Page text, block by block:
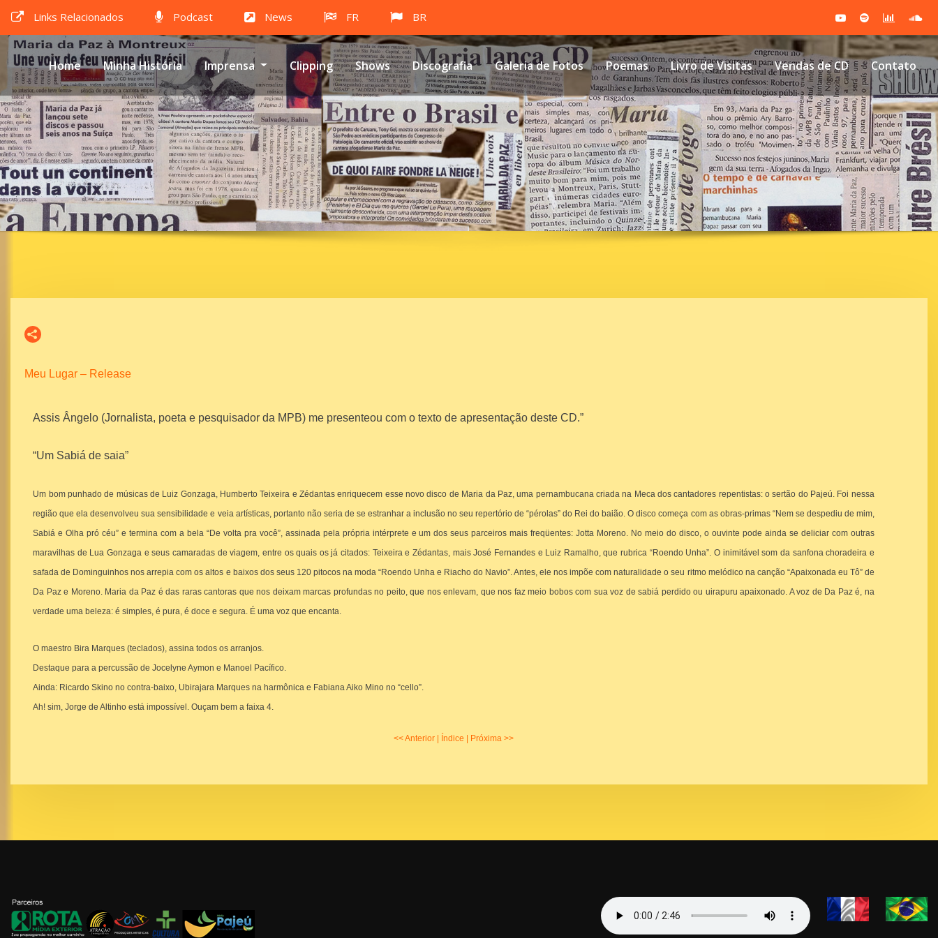
Links Relacionados Podcast News FR BR
Home Minha História Imprensa Clipping Shows Discografia Galeria de Fotos Poemas Livro de Visitas Vendas de CD Contato
Meu Lugar – Release
Assis Ângelo (Jornalista, poeta e pesquisador da MPB) me presenteou com o texto de apresentação deste CD.”
“Um Sabiá de saia”
Um bom punhado de músicas de Luiz Gonzaga, Humberto Teixeira e Zédantas enriquecem esse novo disco de Maria da Paz, uma pernambucana criada na Meca dos cantadores repentistas: o sertão do Pajeú. Foi nessa
região que ela desenvolveu sua sensibilidade e veia artísticas, portanto não seria de se estranhar a inclusão no seu repertório de “pérolas” do Rei do baião.O disco começa com as obras-primas “Nem se despediu de mim,
Sabiá e Olha pró céu” e termina com a bela “De volta pra você”, assinada pela própria intérprete e um dos seus parceiros mais freqüentes: Jotta Moreno. No meio do disco, o ouvinte pode ainda se deliciar com outras
maravilhas de Lua Gonzaga e seus camaradas de viagem, entre os quais os já citados: Teixeira e Zédantas, mais José Fernandes e Luiz Ramalho, que rubrica “Roendo Unha”. O inimitável som da sanfona choradeira e
safada de Dominguinhos nos arrepia com os altos e baixos dos seus 120 pitocos na moda “Roendo Unha e Riacho do Navio”. Antes, ele nos impõe com naturalidade o seu ritmo melódico na canção “Apaixonada eu Tô” de
Da Paz e Moreno. Maria da Paz é das raras cantoras que nos deixam marcas profundas no peito, que nos enlevam, que nos faz meio bobos com sua voz de sabiá perdido ou uirapuru apaixonado. A voz de Da Paz é, na
verdade uma beleza: é simples, é pura, é doce e segura. É uma voz que encanta.
O maestro Bira Marques (teclados), assina todos os arranjos.
Destaque para a percussão de Jocelyne Aymon e Manoel Pacífico.
Ainda: Ricardo Skino no contra-baixo, Ubirajara Marques na harmônica e Fabiana Aiko Mino no “cello”.
Ah! sim, Jorge de Altinho está impossível. Ouçam bem a faixa 4.
<< Anterior Índice Próxima >>